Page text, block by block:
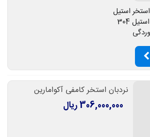
استیل
304
نردبان استخر کامفی آکوامارین
306,000,000 ریال